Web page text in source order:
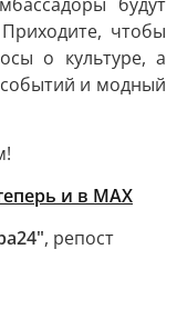
чтобы
о культуре, а
и модный
и в MAX
, репост